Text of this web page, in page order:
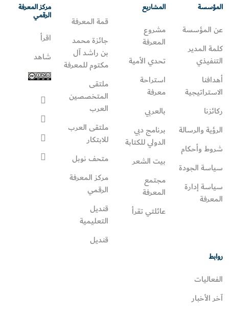
المؤسسة
عن المؤسسة
كلمة المدير
التنفيذي
أهدافنا
الاستراتيجية
ركائزنا
الرؤية والرسالة
شروط وأحكام
سياسة الجودة
سياسة إدارة
المعرفة
المشاريع
مشروع
المعرفة
تحدي الأمية
استراحة
معرفة
بالعربي
برنامج دبي
الدولي للكتابة
بيت الشعر
مجتمع
المعرفة
عائلتي تقرأ‎
قمة المعرفة
جائزة محمد
بن راشد آل
مكتوم للمعرفة
ملتقى
المتخصصين
العرب
ملتقى العرب
للابتكار
متحف نوبل
مركز المعرفة
الرقمي
قنديل
التعليمية
قنديل
مركز المعرفة
الرقمي
اقرأ
شاهد
روابط
الفعاليات
آخر الأخبار